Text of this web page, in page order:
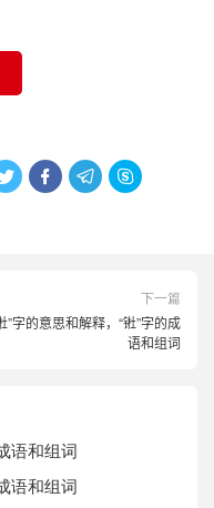
  
下一篇
字的意思和解释，“𬭊”字的成
语和组词
语和组词
语和组词